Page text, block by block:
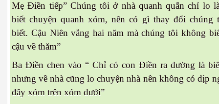
Mẹ Điền tiếp” Chúng tôi ở nhà quanh quẫn chỉ lo
biết chuyện quanh xóm, nên có gì thay đổi chúng
biết. Cậu Niên vắng hai năm mà chúng tôi không
cậu về thăm”
Ba Điền chen vào “ Chỉ có con Điền ra đường là
nhưng về nhà cũng lo chuyện nhà nên không có dịp
đây xóm trên xóm dưới”